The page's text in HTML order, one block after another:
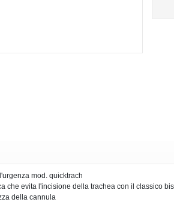
mod. quicktrach
che evita l'incisione della trachea con il classico
della cannula